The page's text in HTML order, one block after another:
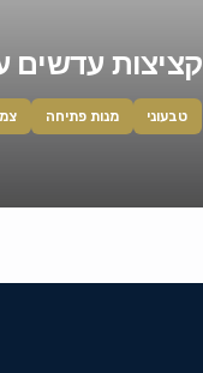
קציצות עדשים
טבעוני מנות פתיחה